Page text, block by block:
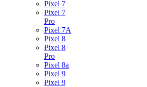
Pixel 7
Pixel 7
Pro
Pixel 7A
Pixel 8
Pixel 8
Pro
Pixel 8a
Pixel 9
Pixel 9